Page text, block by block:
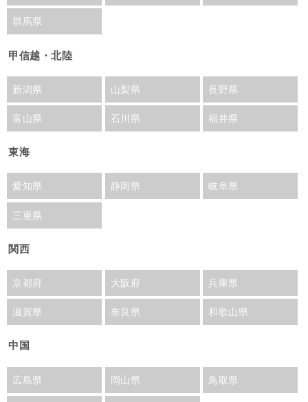
群馬県
甲信越・北陸
新潟県 山梨県 長野県
富山県 石川県 福井県
東海
愛知県 静岡県 岐阜県
三重県
関西
京都府 大阪府 兵庫県
滋賀県 奈良県 和歌山県
中国
広島県 岡山県 鳥取県